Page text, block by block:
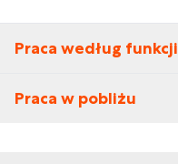
Praca według funkcji
Praca w pobliżu